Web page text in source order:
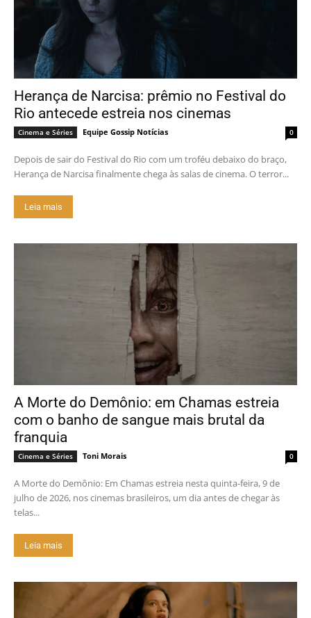
Herança de Narcisa: prêmio no Festival do
Rio antecede estreia nos cinemas
Cinema e Séries Equipe Gossip Notícias 0
Depois de sair do Festival do Rio com um troféu debaixo do braço,
Herança de Narcisa finalmente chega às salas de cinema. O terror...
Leia mais
A Morte do Demônio: em Chamas estreia
com o banho de sangue mais brutal da
franquia
Cinema e Séries Toni Morais 0
A Morte do Demônio: Em Chamas estreia nesta quinta-feira, 9 de
julho de 2026, nos cinemas brasileiros, um dia antes de chegar às
telas...
Leia mais